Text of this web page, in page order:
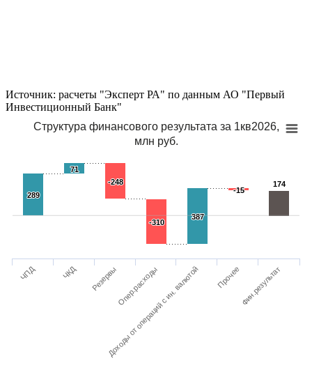
Источник: расчеты "Эксперт РА" по данным АО "Первый
Инвестиционный Банк"
Структура финансового результата за 1кв2026,
млн руб.
289
289
71
71
-248
-248
-310
-310
387
387
-15
-15
174
174
ЧПД ЧКД Резервы Опер.расходы
Доходы от операций с ин. валютой Прочее Фин.результат